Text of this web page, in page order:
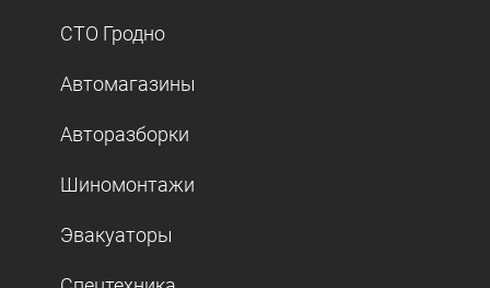
СТО Гродно
Автомагазины
Авторазборки
Шиномонтажи
Эвакуаторы